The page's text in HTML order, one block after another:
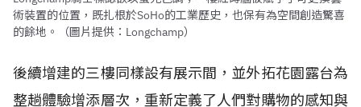
術裝置的位置，既扎根於SoHo的工業歷史，也保有為空間創造驚喜
的餘地。（圖片提供：Longchamp）
後續增建的三樓同樣設有展示間，並外拓花園露台為
整趟體驗增添層次，重新定義了人們對購物的感知與